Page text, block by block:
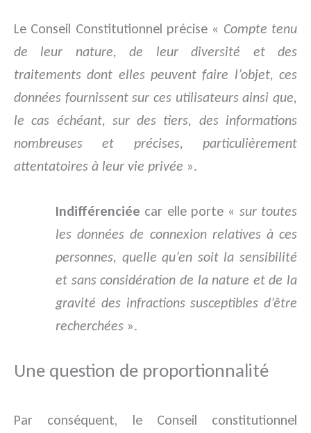
Le Conseil Constitutionnel précise « Compte tenu
de leur nature, de leur diversité et des
traitements dont elles peuvent faire l’objet, ces
données fournissent sur ces utilisateurs ainsi que,
le cas échéant, sur des tiers, des informations
nombreuses et précises, particulièrement
attentatoires à leur vie privée ».
Indifférenciée car elle porte « sur toutes
les données de connexion relatives à ces
personnes, quelle qu’en soit la sensibilité
et sans considération de la nature et de la
gravité des infractions susceptibles d’être
recherchées ».
Une question de proportionnalité
Par conséquent, le Conseil constitutionnel